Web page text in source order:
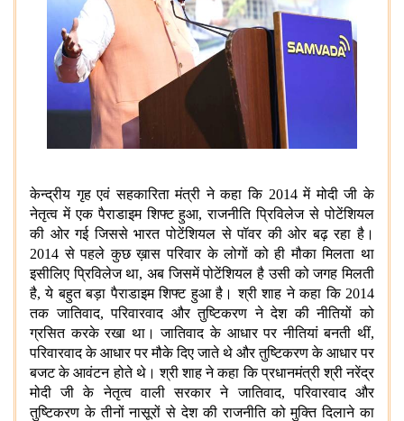
केन्द्रीय गृह एवं सहकारिता मंत्री ने कहा कि 2014 में मोदी जी के
नेतृत्व में एक पैराडाइम शिफ्ट हुआ, राजनीति प्रिविलेज से पोटेंशियल
की ओर गई जिससे भारत पोटेंशियल से पॉवर की ओर बढ़ रहा है।
2014 से पहले कुछ ख़ास परिवार के लोगों को ही मौका मिलता था
इसीलिए प्रिविलेज था, अब जिसमें पोटेंशियल है उसी को जगह मिलती
है, ये बहुत बड़ा पैराडाइम शिफ्ट हुआ है। श्री शाह ने कहा कि 2014
तक जातिवाद, परिवारवाद और तुष्टिकरण ने देश की नीतियों को
ग्रसित करके रखा था। जातिवाद के आधार पर नीतियां बनती थीं,
परिवारवाद के आधार पर मौके दिए जाते थे और तुष्टिकरण के आधार पर
बजट के आवंटन होते थे। श्री शाह ने कहा कि प्रधानमंत्री श्री नरेंद्र
मोदी जी के नेतृत्व वाली सरकार ने जातिवाद, परिवारवाद और
तुष्टिकरण के तीनों नासूरों से देश की राजनीति को मुक्ति दिलाने का